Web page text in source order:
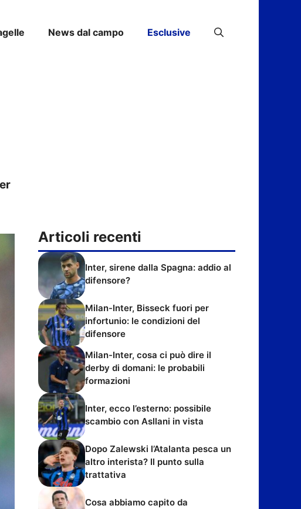
News dal campo Esclusive
Articoli recenti
Inter, sirene dalla Spagna: addio al
difensore?
Milan-Inter, Bisseck fuori per
infortunio: le condizioni del
difensore
Milan-Inter, cosa ci può dire il
derby di domani: le probabili
formazioni
Inter, ecco l’esterno: possibile
scambio con Asllani in vista
Dopo Zalewski l’Atalanta pesca un
altro interista? Il punto sulla
trattativa
Cosa abbiamo capito da